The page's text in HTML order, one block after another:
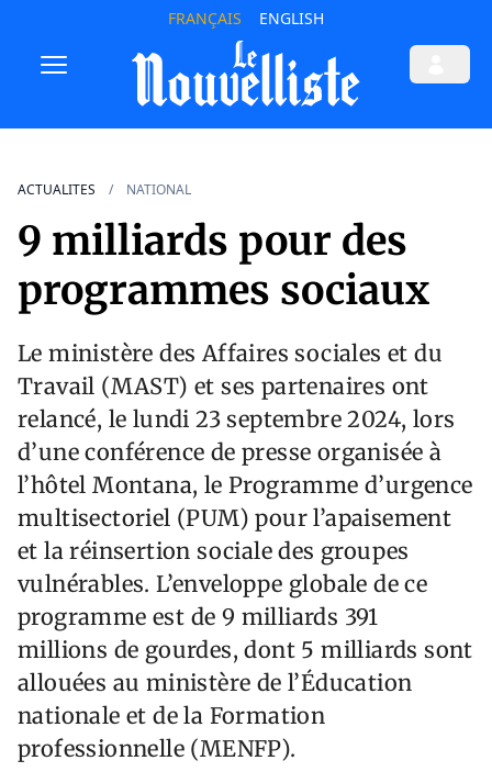
FRANÇAIS ENGLISH
ACTUALITES NATIONAL
9 milliards pour des
programmes sociaux
Le ministère des Affaires sociales et du
Travail (MAST) et ses partenaires ont
relancé, le lundi 23 septembre 2024, lors
d’une conférence de presse organisée à
l’hôtel Montana, le Programme d’urgence
multisectoriel (PUM) pour l’apaisement
et la réinsertion sociale des groupes
vulnérables. L’enveloppe globale de ce
programme est de 9 milliards 391
millions de gourdes, dont 5 milliards sont
allouées au ministère de l’Éducation
nationale et de la Formation
professionnelle (MENFP).